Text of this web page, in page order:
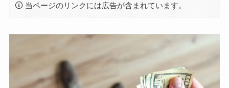
当ページのリンクには広告が含まれています。